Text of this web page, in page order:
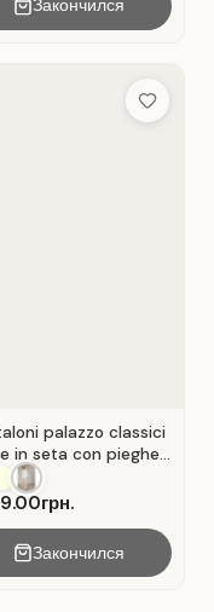
Закончился
Add to
palazzo classici
in seta con pieghe .
Закончился